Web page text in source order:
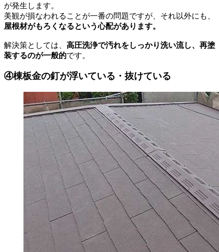
が発生します。
美観が損なわれることが一番の問題ですが、それ以外にも、
屋根材がもろくなるという心配があります。
解決策としては、 高圧洗浄で汚れをしっかり洗い流し、再塗
装するのが一般的です。
④棟板金の釘が浮いている・抜けている